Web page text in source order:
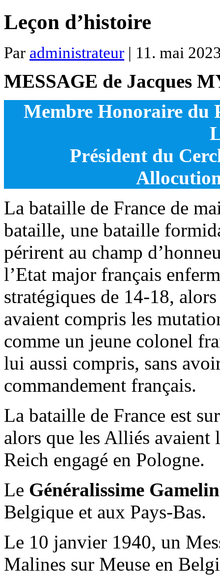
Leçon d’histoire
Par administrateur | 11. mai
MESSAGE de Jacques
Membre Honoraire du
Président du
La bataille de France de
bataille, une bataille
périrent au champ
l’Etat major français
stratégiques de 14-18,
avaient compris les
comme un jeune colonel
lui aussi compris, sans
commandement français.
La bataille de France est
alors que les Alliés
Reich engagé en Pologne.
Le Généralissime Gamelin
Belgique et aux Pays-Bas.
Le 10 janvier 1940, un
Malines sur Meuse en